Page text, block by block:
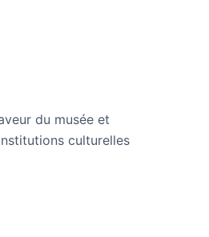
du musée et
culturelles